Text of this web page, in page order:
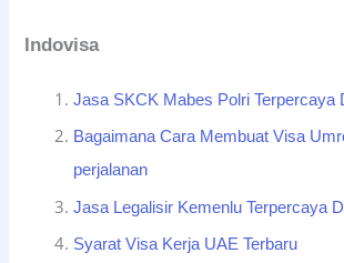
Indovisa
Jasa SKCK Mabes Polri Terpercaya
Bagaimana Cara Membuat Visa
perjalanan
Jasa Legalisir Kemenlu Terpercaya
Syarat Visa Kerja UAE Terbaru